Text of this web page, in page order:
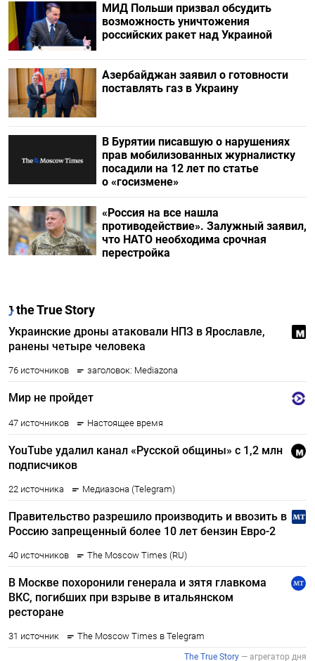
МИД Польши призвал обсудить
возможность уничтожения
российских ракет над Украиной
Азербайджан заявил о готовности
поставлять газ в Украину
В Бурятии писавшую о нарушениях
прав мобилизованных журналистку
посадили на 12 лет по статье
о «госизмене»
«Россия на все нашла
противодействие». Залужный заявил,
что НАТО необходима срочная
перестройка